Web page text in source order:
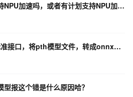
modelscope-funasr能支持NPU加速吗，或者有计划支持NPU加速吗？
如果使用modelscope的标准接口，将pth模型文件，转成onnx文件会报错，怎么解决？
报这个错是什么原因哈？